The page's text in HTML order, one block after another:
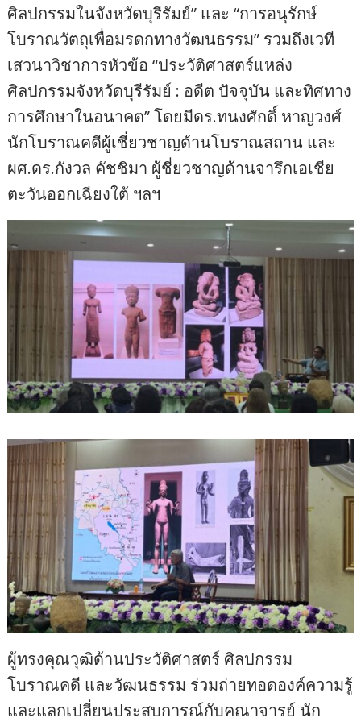
ศิลปกรรมในจังหวัดบุรีรัมย์” และ “การอนุรักษ์
โบราณวัตถุเพื่อมรดกทางวัฒนธรรม” รวมถึงเวที
เสวนาวิชาการหัวข้อ “ประวัติศาสตร์แหล่ง
ศิลปกรรมจังหวัดบุรีรัมย์ : อดีต ปัจจุบัน และทิศทาง
การศึกษาในอนาคต” โดยมีดร.ทนงศักดิ์ หาญวงศ์
นักโบราณคดีผู้เชี่ยวชาญด้านโบราณสถาน และ
ผศ.ดร.กังวล คัชชิมา ผู้ชี่ยวชาญด้านจารึกเอเชีย
ตะวันออกเฉียงใต้ ฯลฯ
ผู้ทรงคุณวุฒิด้านประวัติศาสตร์ ศิลปกรรม
โบราณคดี และวัฒนธรรม ร่วมถ่ายทอดองค์ความรู้
และแลกเปลี่ยนประสบการณ์กับคณาจารย์ นัก